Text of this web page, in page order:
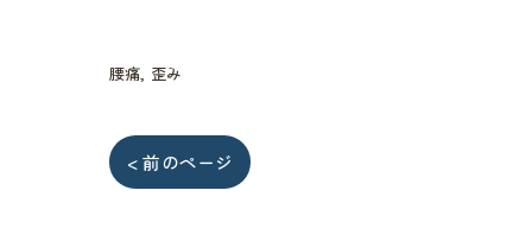
腰痛 歪み
< 前のページ